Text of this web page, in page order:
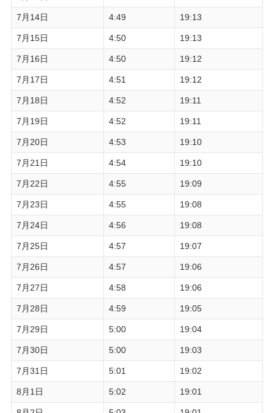
7月14日 4:49 19:13
7月15日 4:50 19:13
7月16日 4:50 19:12
7月17日 4:51 19:12
7月18日 4:52 19:11
7月19日 4:52 19:11
7月20日 4:53 19:10
7月21日 4:54 19:10
7月22日 4:55 19:09
7月23日 4:55 19:08
7月24日 4:56 19:08
7月25日 4:57 19:07
7月26日 4:57 19:06
7月27日 4:58 19:06
7月28日 4:59 19:05
7月29日 5:00 19:04
7月30日 5:00 19:03
7月31日 5:01 19:02
8月1日 5:02 19:01